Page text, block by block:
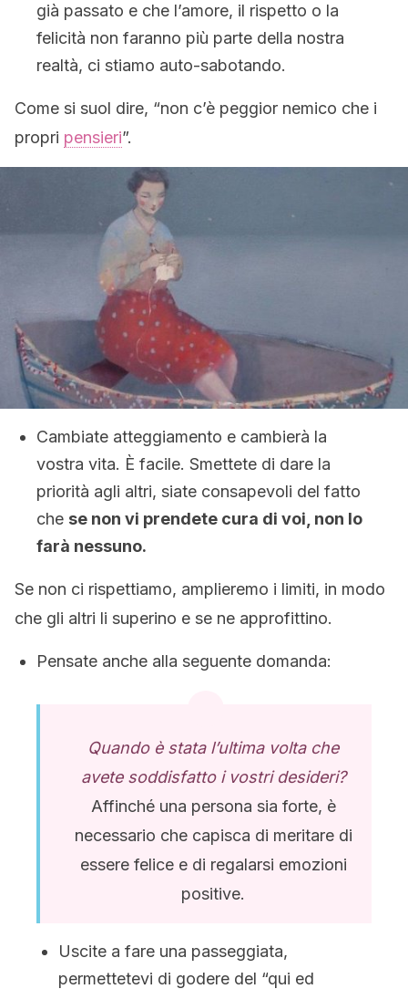
già passato e che l’amore, il rispetto o la
felicità non faranno più parte della nostra
realtà, ci stiamo auto-sabotando.
Come si suol dire, “non c’è peggior nemico che i
propri pensieri”.
Cambiate atteggiamento e cambierà la
vostra vita. È facile. Smettete di dare la
priorità agli altri, siate consapevoli del fatto
che se non vi prendete cura di voi, non lo
farà nessuno.
Se non ci rispettiamo, amplieremo i limiti, in modo
che gli altri li superino e se ne approfittino.
Pensate anche alla seguente domanda:
Quando è stata l’ultima volta che
avete soddisfatto i vostri desideri?
Affinché una persona sia forte, è
necessario che capisca di meritare di
essere felice e di regalarsi emozioni
positive.
Uscite a fare una passeggiata,
permettetevi di godere del “qui ed